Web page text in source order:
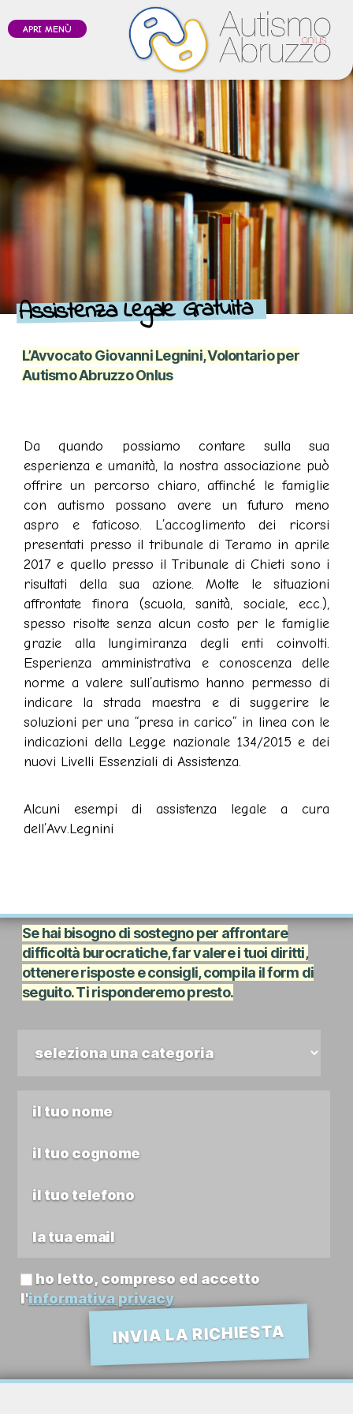
APRI MENÙ
Assistenza Legale Gratuita
L’Avvocato Giovanni Legnini, Volontario per
Autismo Abruzzo Onlus
Da quando possiamo contare sulla sua
esperienza e umanità, la nostra associazione può
offrire un percorso chiaro, affinché le famiglie
con autismo possano avere un futuro meno
aspro e faticoso. L’accoglimento dei ricorsi
presentati presso il tribunale di Teramo in aprile
2017 e quello presso il Tribunale di Chieti sono i
risultati della sua azione. Molte le situazioni
affrontate finora (scuola, sanità, sociale, ecc.),
spesso risolte senza alcun costo per le famiglie
grazie alla lungimiranza degli enti coinvolti.
Esperienza amministrativa e conoscenza delle
norme a valere sull’autismo hanno permesso di
indicare la strada maestra e di suggerire le
soluzioni per una “presa in carico” in linea con le
indicazioni della Legge nazionale 134/2015 e dei
nuovi Livelli Essenziali di Assistenza.
Alcuni esempi di assistenza legale a cura
dell’Avv.Legnini
Se hai bisogno di sostegno per affrontare
difficoltà burocratiche, far valere i tuoi diritti,
ottenere risposte e consigli, compila il form di
seguito. Ti risponderemo presto.
ho letto, compreso ed accetto
l'informativa privacy